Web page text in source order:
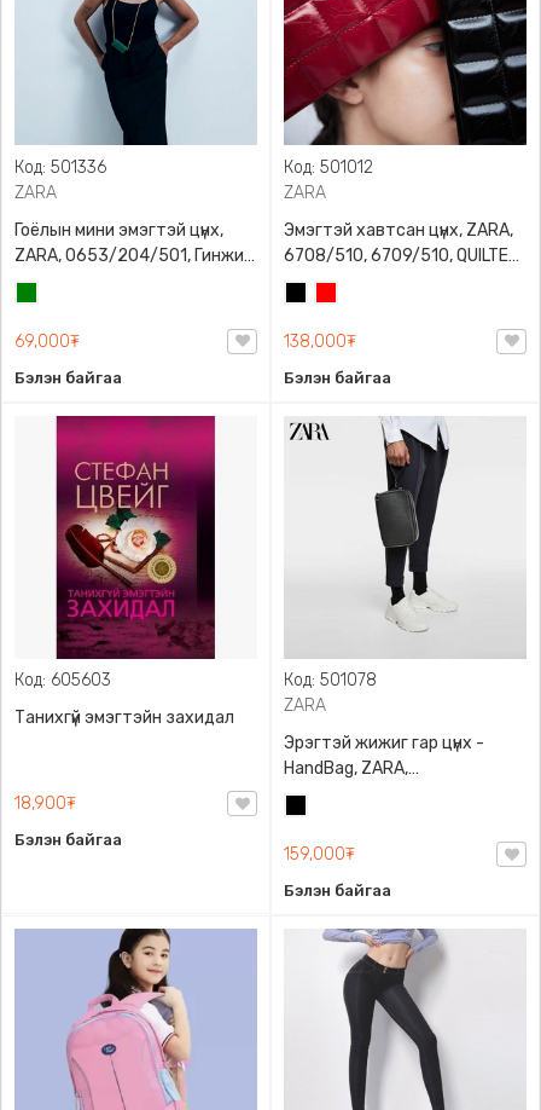
Код: 501336
ZARA
Гоёлын мини эмэгтэй цүнх,
ZARA, 0653/204/501, Гинжин
оосортой, Дотроо тольтой
69,000₮
Бэлэн байгаа
Код: 501012
ZARA
Эмэгтэй хавтсан цүнх, ZARA,
6708/510, 6709/510, QUILTED
CLUTCH BAGDETAILS, Лакан,
Гинжин оосортой
138,000₮
Бэлэн байгаа
Код: 605603
Танихгүй эмэгтэйн захидал
18,900₮
Бэлэн байгаа
Код: 501078
ZARA
Эрэгтэй жижиг гар цүнх -
HandBag, ZARA,
3720/005/040, PU арьс
159,000₮
Бэлэн байгаа